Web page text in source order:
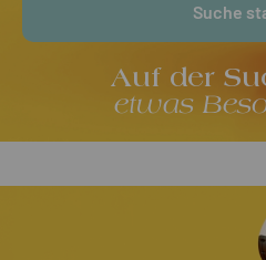
Auf der
etwas
Suche